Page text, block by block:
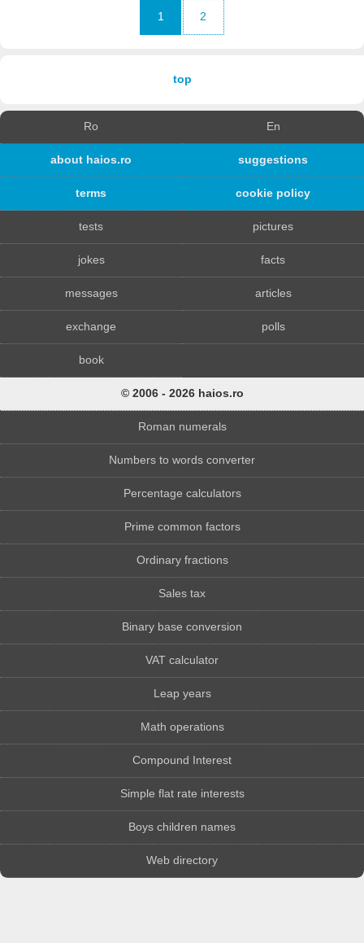
1 2
top
Ro En
about haios.ro suggestions
terms cookie policy
tests pictures
jokes facts
messages articles
exchange polls
book
© 2006 - 2026 haios.ro
Roman numerals
Numbers to words converter
Percentage calculators
Prime common factors
Ordinary fractions
Sales tax
Binary base conversion
VAT calculator
Leap years
Math operations
Compound Interest
Simple flat rate interests
Boys children names
Web directory